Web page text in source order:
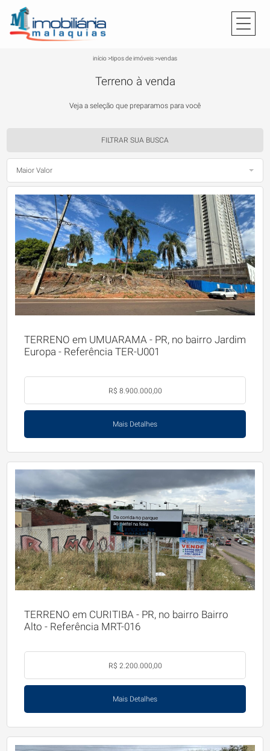
início>tipos de imóveis>vendas
Terreno à venda
Veja a seleção que preparamos para você
FILTRAR SUA BUSCA
Maior Valor
TERRENO em UMUARAMA - PR, no bairro Jardim
Europa - Referência TER-U001
R$ 8.900.000,00
Mais Detalhes
TERRENO em CURITIBA - PR, no bairro Bairro
Alto - Referência MRT-016
R$ 2.200.000,00
Mais Detalhes